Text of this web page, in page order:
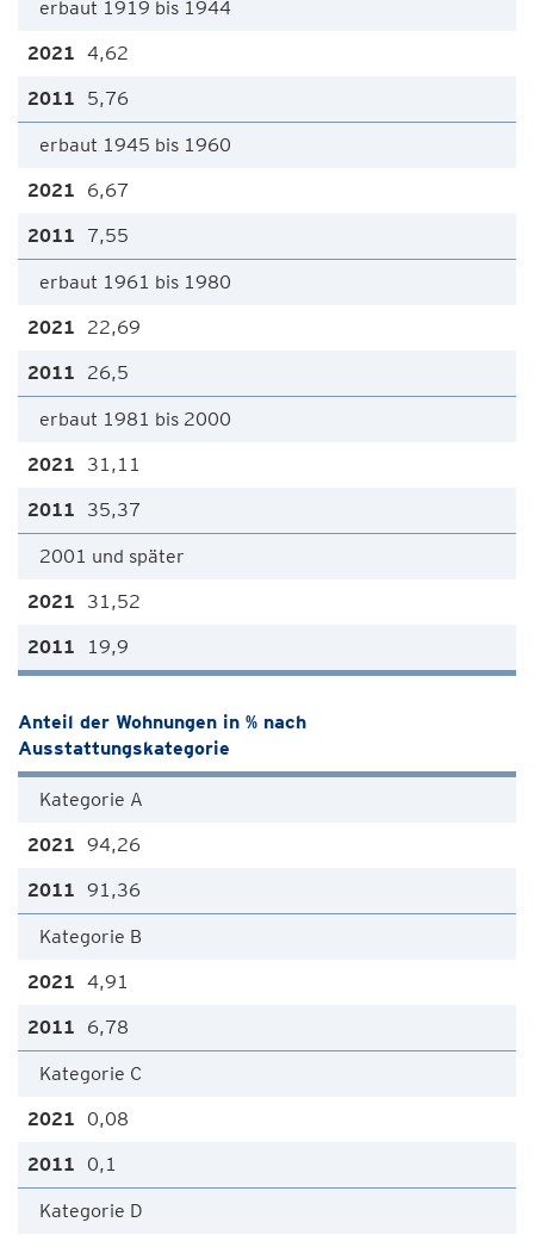
erbaut 1919 bis 1944
4,62
5,76
erbaut 1945 bis 1960
6,67
7,55
erbaut 1961 bis 1980
22,69
26,5
erbaut 1981 bis 2000
31,11
35,37
2001 und später
31,52
19,9
Anteil der Wohnungen in % nach
Ausstattungskategorie
Kategorie A
94,26
91,36
Kategorie B
4,91
6,78
Kategorie C
0,08
0,1
Kategorie D